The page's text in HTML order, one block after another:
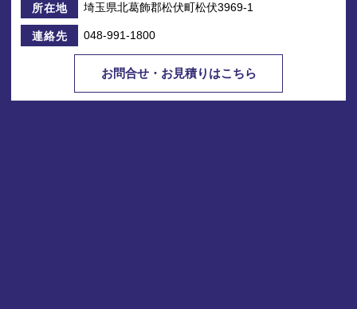
所在地 埼玉県北葛飾郡松伏町松伏3969-1
連絡先 048-991-1800
お問合せ・お見積りはこちら